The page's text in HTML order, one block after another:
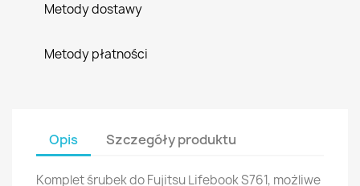
Metody dostawy
Metody płatności
Opis Szczegóły produktu
Komplet śrubek do Fujitsu Lifebook S761, możliwe